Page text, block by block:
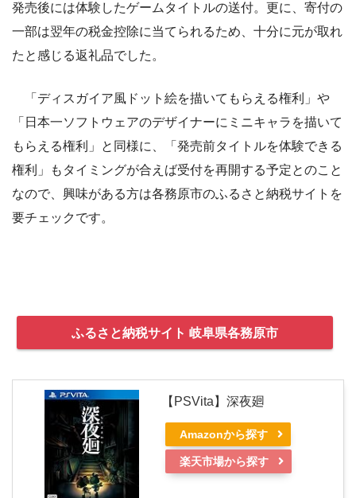
発売後には体験したゲームタイトルの送付。更に、寄付の
一部は翌年の税金控除に当てられるため、十分に元が取れ
たと感じる返礼品でした。
「ディスガイア風ドット絵を描いてもらえる権利」や
「日本一ソフトウェアのデザイナーにミニキャラを描いて
もらえる権利」と同様に、「発売前タイトルを体験できる
権利」もタイミングが合えば受付を再開する予定とのこと
なので、興味がある方は各務原市のふるさと納税サイトを
要チェックです。
ふるさと納税サイト 岐阜県各務原市
【PSVita】深夜廻
Amazonから探す
楽天市場から探す